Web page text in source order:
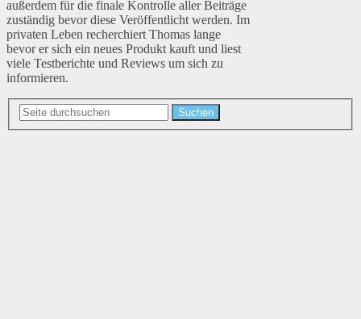
außerdem für die finale Kontrolle aller Beiträge
zuständig bevor diese Veröffentlicht werden. Im
privaten Leben recherchiert Thomas lange
bevor er sich ein neues Produkt kauft und liest
viele Testberichte und Reviews um sich zu
informieren.
Suchen